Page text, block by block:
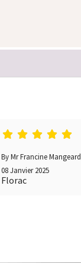
By Mr Francine Mangeard
08 Janvier 2025
Florac